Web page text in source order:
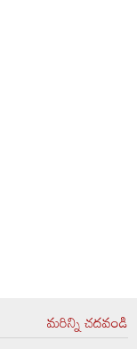
మరిన్ని చదవండి